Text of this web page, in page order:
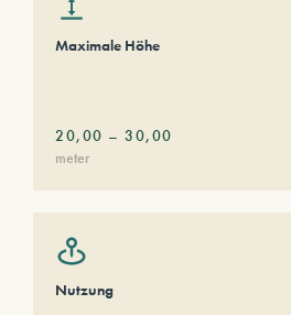
Maximale Höhe
20,00 – 30,00
meter
Nutzung